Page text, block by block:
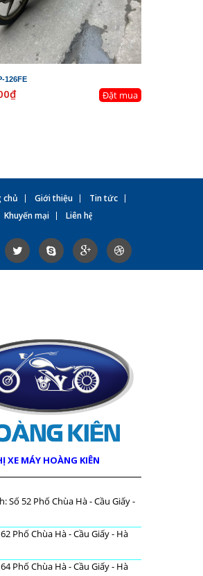
126FE
Đặt mua
chủ Giới thiệu
Tin tức
Khuyến mại
Liên hệ
XE MÁY HOÀNG KIÊN
Số 52 Phố Chùa Hà - Cầu Giấy -
Phố Chùa Hà - Cầu Giấy - Hà
Phố Chùa Hà - Cầu Giấy - Hà